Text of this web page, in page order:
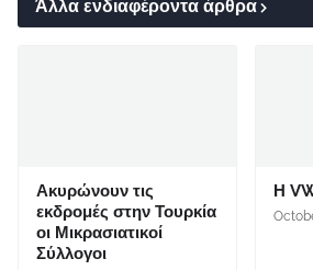
Άλλα ενδιαφέροντα άρθρα
Ακυρώνουν τις
εκδρομές στην Τουρκία
οι Μικρασιατικοί
Σύλλογοι
Η